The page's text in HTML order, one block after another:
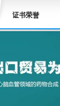
证书荣誉